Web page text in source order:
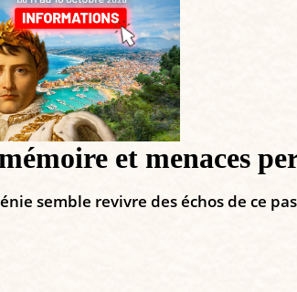
et menaces
semble revivre des échos de ce